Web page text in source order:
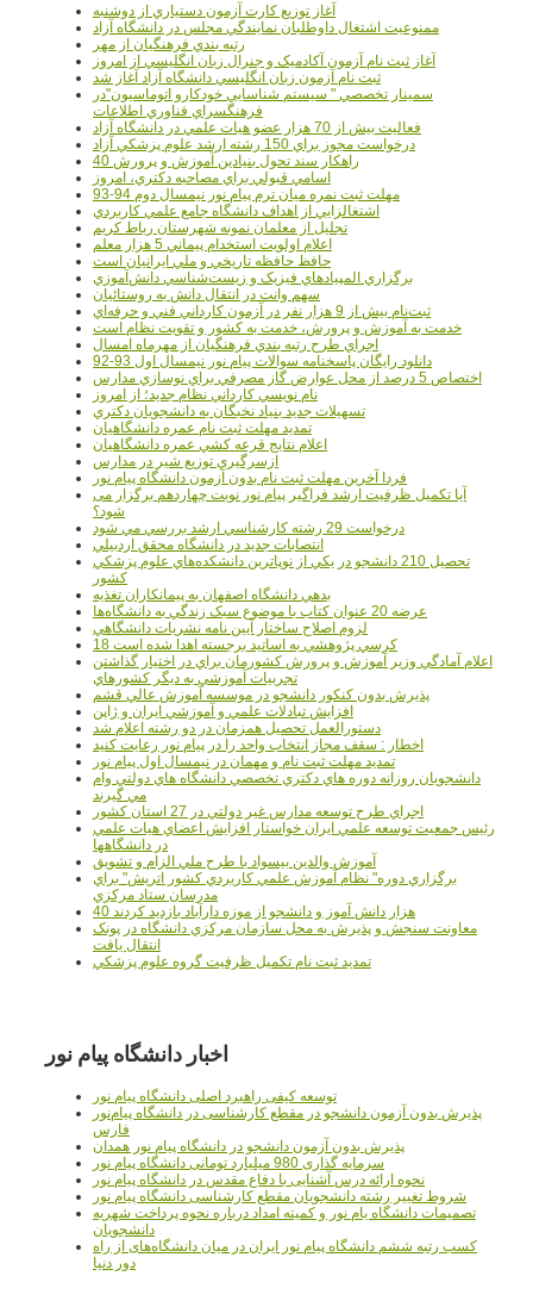
آغاز توزيع کارت آزمون دستياري از دوشنبه
ممنوعيت اشتغال داوطلبان نمايندگي مجلس در دانشگاه آزاد
رتبه بندي فرهنگيان از مهر
آغاز ثبت نام آزمون آکادميک و جنرال زبان انگليسي از امروز
ثبت نام آزمون زبان انگليسي دانشگاه آزاد آغاز شد
سمينار تخصصي " سيستم شناسايي خودکارو اتوماسيون"در
فرهنگسراي فناوري اطلاعات
فعاليت بيش از 70 هزار عضو هيات علمي در دانشگاه آزاد
درخواست مجوز براي 150 رشته ارشد علوم پزشکي آزاد
40 راهکار سند تحول بنيادين آموزش و پرورش
اسامي قبولي براي مصاحبه دکتري، امروز
مهلت ثبت نمره میان ترم پیام نور نیمسال دوم 94-93
اشتغالزايي از اهداف دانشگاه جامع علمي کاربردي
تجليل از معلمان نمونه شهرستان رباط کريم
اعلام اولويت استخدام پيماني 5 هزار معلم
حافظ حافظه تاريخي و ملي ايرانيان است
برگزاري المپيادهاي فيزيک و زيست‌شناسي دانش‌آموزي
سهم وانت در انتقال دانش به روستائيان
ثبت‌نام بيش از 9 هزار نفر در آزمون کارداني فني و حرفه‌اي
خدمت به آموزش و پرورش، خدمت به کشور و تقويت نظام است
اجراي طرح رتبه بندي فرهنگيان از مهرماه امسال
دانلود رایگان پاسخنامه سوالات پیام نور نیمسال اول 93-92
اختصاص 5 درصد از محل عوارض گاز مصرفي براي نوسازي مدارس
نام نويسي کارداني نظام جديد؛ از امروز
تسهيلات جديد بنياد نخبگان به دانشجويان دکتري
تمديد مهلت ثبت نام عمره دانشگاهيان
اعلام نتايج قرعه کشي عمره دانشگاهيان
ازسرگيري توزيع شير در مدارس
فردا آخرین مهلت ثبت نام بدون آزمون دانشگاه پیام نور
آیا تکمیل ظرفیت ارشد فراگیر پیام نور نوبت چهاردهم برگزار می
شود؟
درخواست 29 رشته کارشناسي ارشد بررسي مي شود
انتصابات جديد در دانشگاه محقق اردبيلي
تحصيل 210 دانشجو در يکي از نوپاترين دانشکده‌هاي علوم پزشکي
کشور
بدهي دانشگاه اصفهان به پيمانکاران تغذيه
عرضه 20 عنوان کتاب با موضوع سبک زندگي به دانشگاه‌ها
لزوم اصلاح ساختار آيين نامه نشريات دانشگاهي
18 کرسي پژوهشي به اساتيد برجسته اهدا شده است
اعلام آمادگي وزير آموزش و پرورش کشورمان براي در اختيار گذاشتن
تجربيات آموزشي به ديگر کشورهاي
پذيرش بدون کنکور دانشجو در موسسه آموزش عالي قشم
افزايش تبادلات علمي و آموزشي ايران و ژاپن
دستورالعمل تحصیل همزمان در دو رشته اعلام شد
اخطار : سقف مجاز انتخاب واحد را در پیام نور رعایت کنید
تمدید مهلت ثبت نام و مهمان در نیمسال اول پیام نور
دانشجويان روزانه دوره هاي دكتري تخصصي دانشگاه هاي دولتي وام
مي گيرند
اجراي طرح توسعه مدارس غير دولتي در 27 استان کشور
رئيس جمعيت توسعه علمي ايران خواستار افزايش اعضاي هيات علمي
در دانشگاهها
آموزش والدين بيسواد با طرح ملي الزام و تشويق
برگزاري دوره" نظام آموزش علمي كاربردي كشور اتريش" براي
مدرسان ستاد مرکزي
40 هزار دانش آموز و دانشجو از موزه دارآباد بازديد کردند
معاونت سنجش و پذيرش به محل سازمان مرکزي دانشگاه در پونک
انتقال يافت
تمديد ثبت نام تکميل ظرفيت گروه علوم پزشکي
اخبار دانشگاه پیام نور
توسعه کیفی راهبرد اصلی دانشگاه پیام نور
پذیرش بدون آزمون دانشجو در مقطع کارشناسی در دانشگاه پیام‌نور
فارس
پذیرش بدون آزمون دانشجو در دانشگاه پیام نور همدان
سرمایه گذاری 980 میلیارد تومانی دانشگاه پیام نور
نحوه ارائه درس آشنایی با دفاع مقدس در دانشگاه پیام نور
شروط تغییر رشته دانشجویان مقطع کارشناسی دانشگاه پیام نور
تصمیمات دانشگاه یام نور و کمیته امداد درباره نحوه پرداخت شهریه
دانشجویان
کسب رتبه ششم دانشگاه پیام نور ایران در میان دانشگاه‌های از راه
دور دنیا